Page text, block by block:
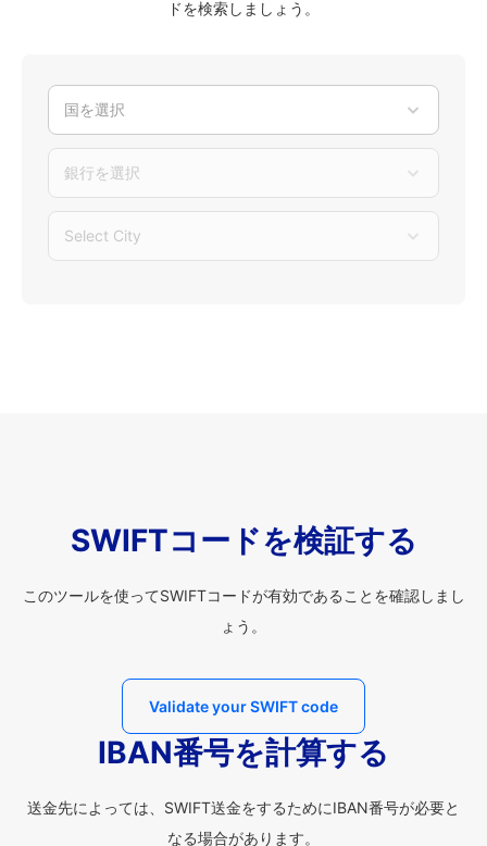
ドを検索しましょう。
国を選択
銀行を選択
Select City
SWIFTコードを検証する
このツールを使ってSWIFTコードが有効であることを確認しまし
ょう。
Validate your SWIFT code
IBAN番号を計算する
送金先によっては、SWIFT送金をするためにIBAN番号が必要と
なる場合があります。